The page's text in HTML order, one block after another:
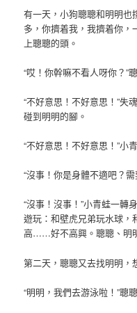
有一天，小狗聰聰和明明也
多，你擠着我，我擠着你
上聰聰的頭。
“哎！你幹嘛不看人呀你？”
“不好意思！不好意思！”失
碰到明明的腳。
“不好意思！不好意思！”小
“沒事！你是身體不適吧？
“沒事！沒事！”小青蛙一轉
遊玩：和壁虎兄弟玩水球，
高……好不高興。聰聰、明
第二天，聰聰又去找明明，
“明明，我們去游泳啦！”聰